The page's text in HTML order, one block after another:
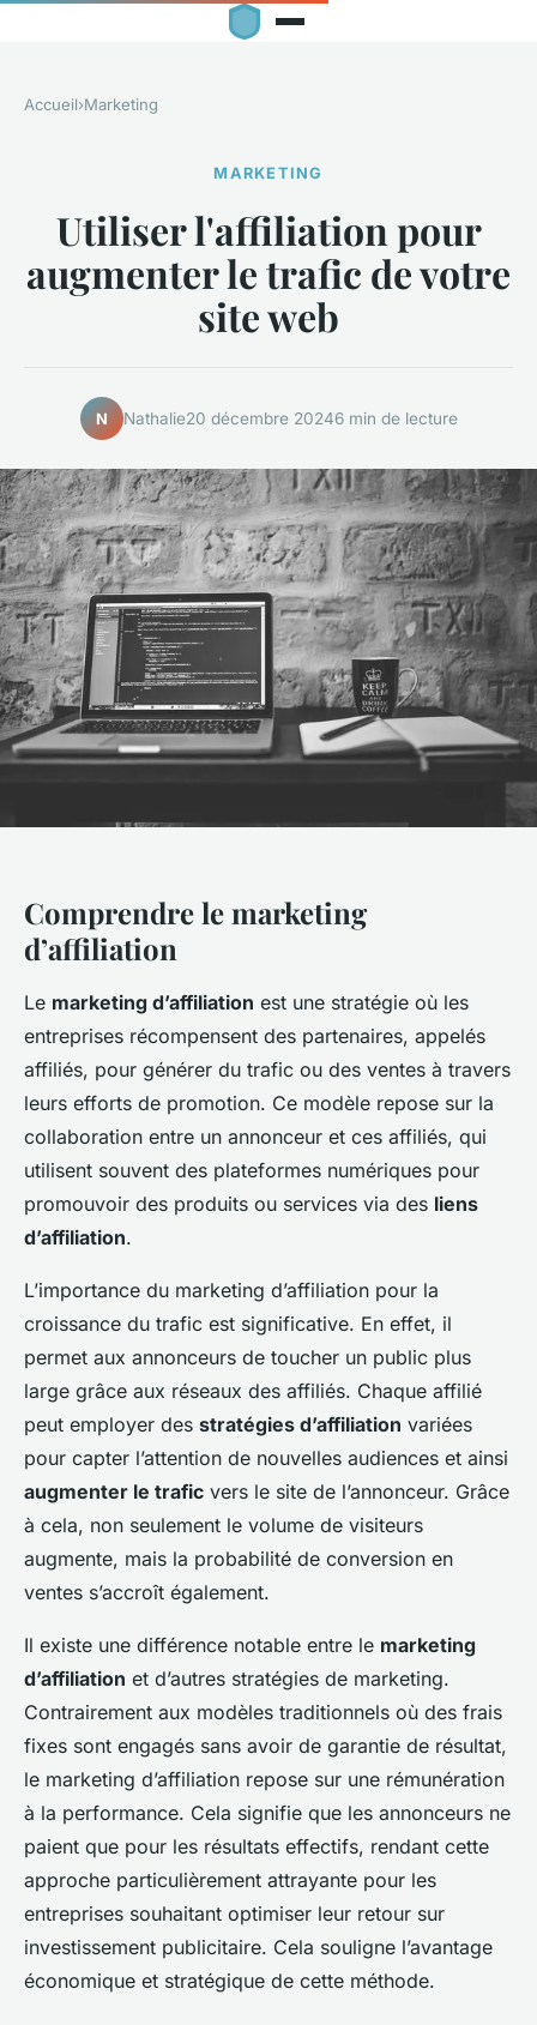
Accueil›Marketing
MARKETING
Utiliser l'affiliation pour
augmenter le trafic de votre
site web
N Nathalie20 décembre 20246 min de lecture
Comprendre le marketing
d’affiliation
Le marketing d’affiliation est une stratégie où les
entreprises récompensent des partenaires, appelés
affiliés, pour générer du trafic ou des ventes à travers
leurs efforts de promotion. Ce modèle repose sur la
collaboration entre un annonceur et ces affiliés, qui
utilisent souvent des plateformes numériques pour
promouvoir des produits ou services via des liens
d’affiliation.
L’importance du marketing d’affiliation pour la
croissance du trafic est significative. En effet, il
permet aux annonceurs de toucher un public plus
large grâce aux réseaux des affiliés. Chaque affilié
peut employer des stratégies d’affiliation variées
pour capter l’attention de nouvelles audiences et ainsi
augmenter le trafic vers le site de l’annonceur. Grâce
à cela, non seulement le volume de visiteurs
augmente, mais la probabilité de conversion en
ventes s’accroît également.
Il existe une différence notable entre le marketing
d’affiliation et d’autres stratégies de marketing.
Contrairement aux modèles traditionnels où des frais
fixes sont engagés sans avoir de garantie de résultat,
le marketing d’affiliation repose sur une rémunération
à la performance. Cela signifie que les annonceurs ne
paient que pour les résultats effectifs, rendant cette
approche particulièrement attrayante pour les
entreprises souhaitant optimiser leur retour sur
investissement publicitaire. Cela souligne l’avantage
économique et stratégique de cette méthode.